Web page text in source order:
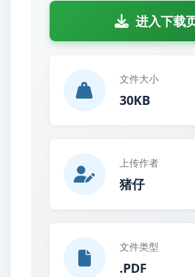
进入下载
文件大小
30KB
上传作者
猪仔
文件类型
.PDF